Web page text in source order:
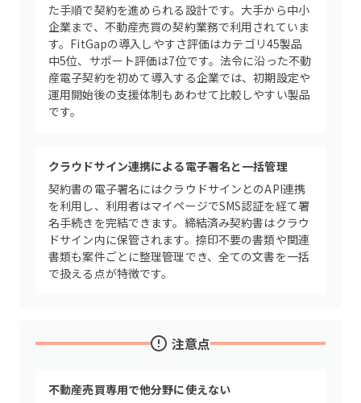
た手順で契約を進められる設計です。大手から中小
企業まで、不動産売買の契約業務で利用されていま
す。FitGapの導入しやすさ評価はカテゴリ45製品
中5位、サポート評価は7位です。法令に沿った不動
産電子契約を初めて導入する企業では、初期設定や
運用開始後の支援体制もあわせて比較しやすい製品
です。
クラウドサイン連携による電子署名と一括管理
契約書の電子署名にはクラウドサインとのAPI連携
を利用し、利用者はマイページでSMS認証を経て署
名手続きを完結できます。締結済み契約書はクラウ
ドサイン内に保管されます。捺印不要の書類や関連
書類も案件ごとに整理管理でき、全ての文書を一括
で扱える点が特徴です。
注意点
不動産売買専用で他分野に使えない